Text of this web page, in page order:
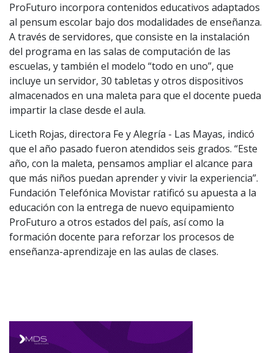
ProFuturo incorpora contenidos educativos adaptados
al pensum escolar bajo dos modalidades de enseñanza.
A través de servidores, que consiste en la instalación
del programa en las salas de computación de las
escuelas, y también el modelo “todo en uno”, que
incluye un servidor, 30 tabletas y otros dispositivos
almacenados en una maleta para que el docente pueda
impartir la clase desde el aula.
Liceth Rojas, directora Fe y Alegría - Las Mayas, indicó
que el año pasado fueron atendidos seis grados. “Este
año, con la maleta, pensamos ampliar el alcance para
que más niños puedan aprender y vivir la experiencia”.
Fundación Telefónica Movistar ratificó su apuesta a la
educación con la entrega de nuevo equipamiento
ProFuturo a otros estados del país, así como la
formación docente para reforzar los procesos de
enseñanza-aprendizaje en las aulas de clases.